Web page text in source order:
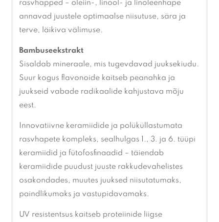
rasvhapped – oleiin-, linool- ja linoleenhape
annavad juustele optimaalse niisutuse, sära ja
terve, läikiva välimuse.
Bambuseekstrakt
Sisaldab mineraale, mis tugevdavad juuksekiudu.
Suur kogus flavonoide kaitseb peanahka ja
juukseid vabade radikaalide kahjustava mõju
eest.
Innovatiivne keramiidide ja polüküllastumata
rasvhapete kompleks, sealhulgas 1., 3. ja 6. tüüpi
keramiidid ja fütofosfinaadid – täiendab
keramiidide puudust juuste rakkudevahelistes
osakondades, muutes juuksed niisutatumaks,
paindlikumaks ja vastupidavamaks.
UV resistentsus kaitseb proteiinide liigse